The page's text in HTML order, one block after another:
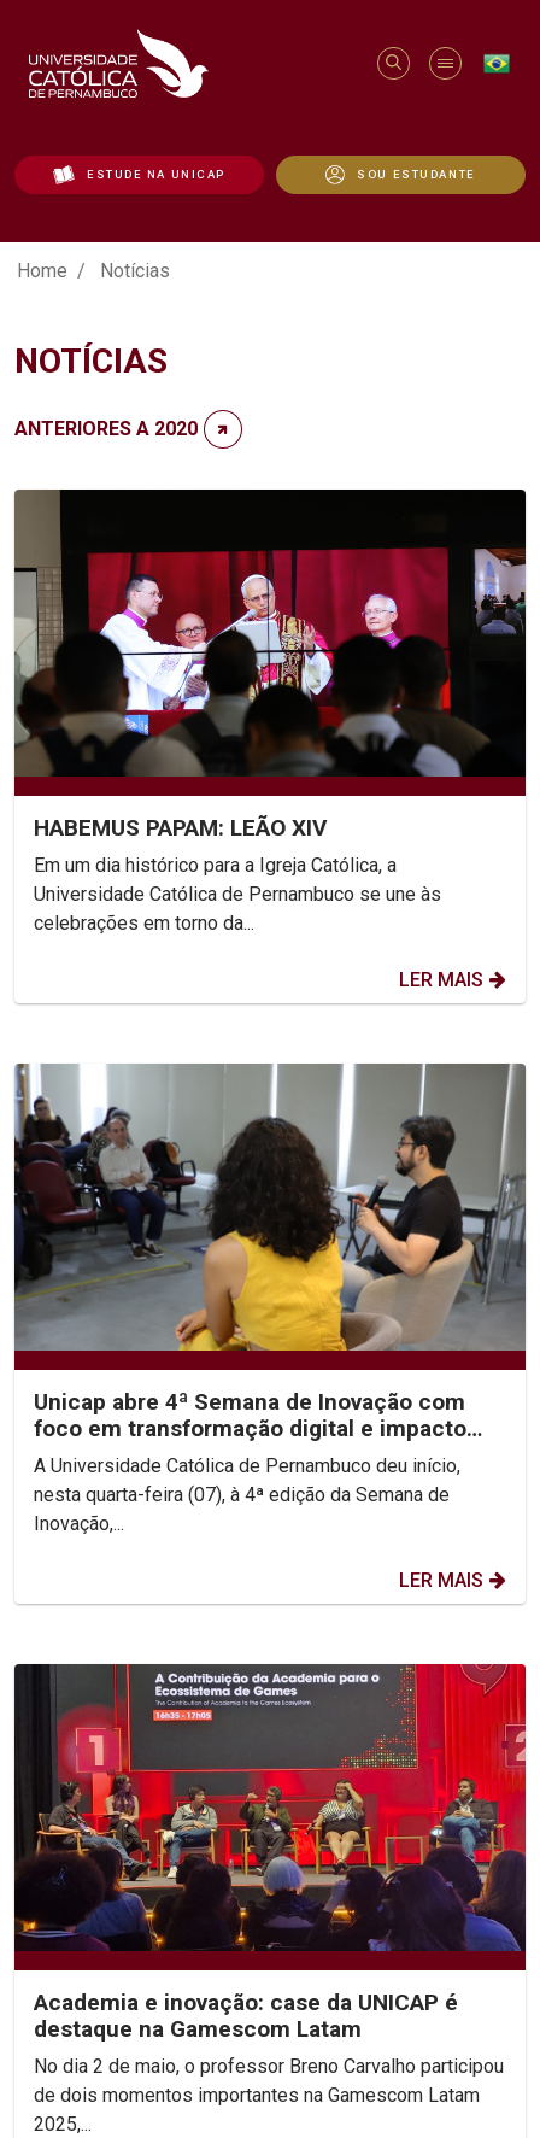
ESTUDE NA UNICAP SOU ESTUDANTE
Notícias - Unicap
Home Notícias
NOTÍCIAS
ANTERIORES A 2020
HABEMUS PAPAM: LEÃO XIV
Em um dia histórico para a Igreja Católica, a
Universidade Católica de Pernambuco se une às
celebrações em torno da...
LER MAIS
Unicap abre 4ª Semana de Inovação com
foco em transformação digital e impacto
social
A Universidade Católica de Pernambuco deu início,
nesta quarta-feira (07), à 4ª edição da Semana de
Inovação,...
LER MAIS
Academia e inovação: case da UNICAP é
destaque na Gamescom Latam
No dia 2 de maio, o professor Breno Carvalho participou
de dois momentos importantes na Gamescom Latam
2025,...